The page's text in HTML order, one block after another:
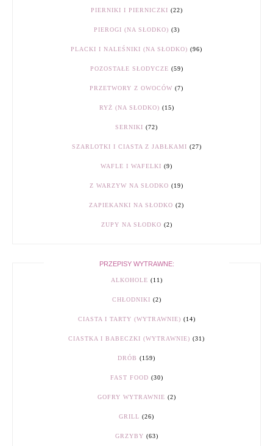
PIERNIKI I PIERNICZKI (22)
PIEROGI (NA SŁODKO) (3)
PLACKI I NALEŚNIKI (NA SŁODKO) (96)
POZOSTAŁE SŁODYCZE (59)
PRZETWORY Z OWOCÓW (7)
RYŻ (NA SŁODKO) (15)
SERNIKI (72)
SZARLOTKI I CIASTA Z JABŁKAMI (27)
WAFLE I WAFELKI (9)
Z WARZYW NA SŁODKO (19)
ZAPIEKANKI NA SŁODKO (2)
ZUPY NA SŁODKO (2)
PRZEPISY WYTRAWNE:
ALKOHOLE (11)
CHŁODNIKI (2)
CIASTA I TARTY (WYTRAWNIE) (14)
CIASTKA I BABECZKI (WYTRAWNIE) (31)
DRÓB (159)
FAST FOOD (30)
GOFRY WYTRAWNIE (2)
GRILL (26)
GRZYBY (63)